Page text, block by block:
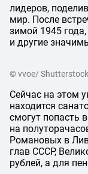
лидеров,
мир. После
зимой 1945
и другие
© vvoe/ Shutterstock
Сейчас на этом
находится
смогут попасть
на
Романовых в
глав СССР,
рублей, а для